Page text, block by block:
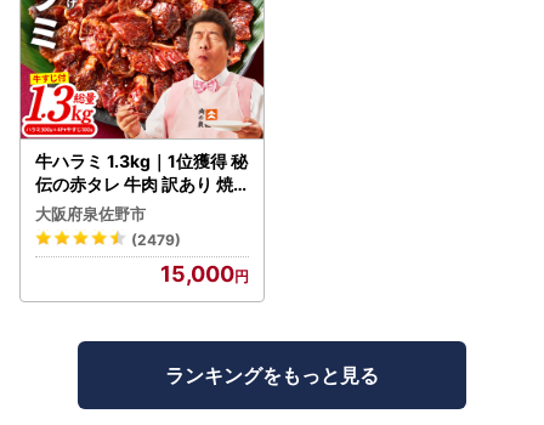
牛ハラミ 1.3kg｜1位獲得 秘
伝の赤タレ 牛肉 訳あり 焼
肉 BBQ
大阪府泉佐野市
(2479)
15,000
ランキングをもっと見る